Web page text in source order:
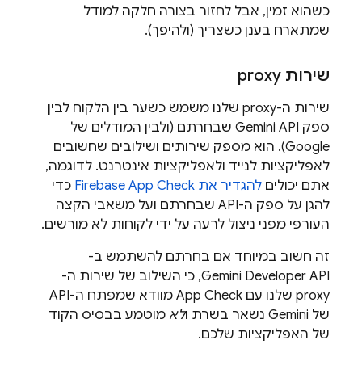
כשהוא זמין, אבל לחזור בצורה חלקה למודל
שמתארח בענן כשצריך (ולהיפך).
שירות proxy
שירות ה-proxy שלנו משמש כשער בין הלקוח לבין
ספק Gemini API שבחרתם (ולבין המודלים של
Google). הוא מספק שירותים ושילובים שחשובים
לאפליקציות לנייד ולאפליקציות אינטרנט. לדוגמה,
אתם יכולים להגדיר את Firebase App Check כדי
להגן על ספק ה-API שבחרתם ועל משאבי הקצה
העורפי מפני ניצול לרעה על ידי לקוחות לא מורשים.
זה חשוב במיוחד אם בחרתם להשתמש ב-
Gemini Developer API, כי השילוב של שירות ה-
proxy שלנו עם
App Check
מוודא שמפתח ה-API
של Gemini נשאר בשרת ולא מוטמע בבסיס הקוד
של האפליקציות שלכם.